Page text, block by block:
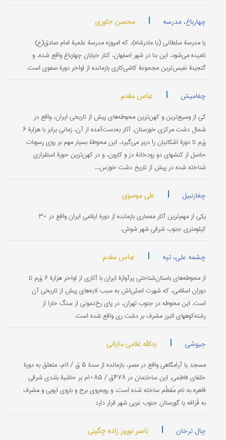
چهارباغ، مدرسه | محسن جاوری
یا مدرسۀ سلطانی (یا مادرشاه)، که امروزه مدرسۀ علمیۀ امام صادق(ع)
نامیده می‌شود. این بنا در شهر اصفهان، کنار خیابان چهارباغ واقع شده، و
گنجینۀ نفیس‌ترین مجموعۀ کاشی‌کاری بازمانده از اواخر دورۀ صفوی است.
چغامیش | عباس مقدم
کی از وسیع‌ترین و کهن‌ترین محوطه‌های پیش از تاریخی ایران، واقع در
شمال دشت مرکزی خوزستان. آثار به‌دست‌آمده از آن، زمانی برابر با هزارۀ ۶
ق‌م تا دورۀ اشکانیان را دربر می‌گیرد. این محوطۀ بسیار مهم بر روی رسوبات
حاصل از کنشهای دو رودخانۀ دز و کارون، و در کهن‌ترین حوزۀ استقراری
شناخته شده در پیش از تاریخ دشت خوزس...
چغازنبیل | علی موسوی
یکی از مهم‌ترین آثار معماری بازمانده از دورۀ ایلامی ایران واقع در ۳۰
کیلومتری جنوب شرقی شهر شوش.
چشمه علی، تپه | عباس مقدم
از محوطه‌های باستان‌شناختی پرآوازۀ ایران با آثاری از اواخر هزارۀ ۶ ق‌م تا
دوران اسلامی، که شهرت اصلی‌اش به سبب لایه‌های پیش از تاریخی آن
است. این محوطه در جنوب تهران، در پای رخ‌نمونی از سنگ خارا از
رشته‌کوههای البرز مشرف بر دشت ری واقع شده است.
جیوشی | یدالله غلامی مایانی
مسجد یا آرامگاهی واقع در مصر، بازمانده از سدۀ ۵ ق / ۱۱م، متعلق به دورۀ
خلفای فاطمی. این ساختمان در ۴۷۸ق / ۱۰۸۵م بر حاشیۀ بلندی شرقی
قاهره به نام مُقطّم ساخته شده است، و روبه‌روی برج و باروی ایوبی و مشرف
به قُرافه یا گورستان جنوب غربی شهر قرار دارد
چال ترخان | ناصر نوروز زاده چگینی